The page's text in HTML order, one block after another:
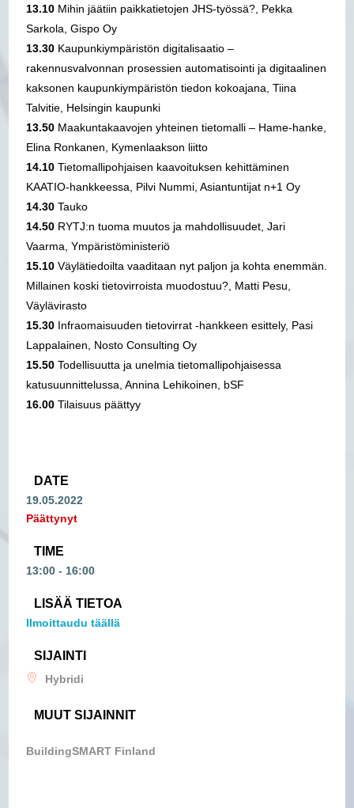
13.10 Mihin jäätiin paikkatietojen JHS-työssä?, Pekka
Sarkola, Gispo Oy
13.30 Kaupunkiympäristön digitalisaatio –
rakennusvalvonnan prosessien automatisointi ja digitaalinen
kaksonen kaupunkiympäristön tiedon kokoajana, Tiina
Talvitie, Helsingin kaupunki
13.50 Maakuntakaavojen yhteinen tietomalli – Hame-hanke,
Elina Ronkanen, Kymenlaakson liitto
14.10 Tietomallipohjaisen kaavoituksen kehittäminen
KAATIO-hankkeessa, Pilvi Nummi, Asiantuntijat n+1 Oy
14.30 Tauko
14.50 RYTJ:n tuoma muutos ja mahdollisuudet, Jari
Vaarma, Ympäristöministeriö
15.10 Väylätiedoilta vaaditaan nyt paljon ja kohta enemmän.
Millainen koski tietovirroista muodostuu?, Matti Pesu,
Väylävirasto
15.30 Infraomaisuuden tietovirrat -hankkeen esittely, Pasi
Lappalainen, Nosto Consulting Oy
15.50 Todellisuutta ja unelmia tietomallipohjaisessa
katusuunnittelussa, Annina Lehikoinen, bSF
16.00 Tilaisuus päättyy
DATE
19.05.2022
Päättynyt
TIME
13:00 - 16:00
LISÄÄ TIETOA
Ilmoittaudu täällä
SIJAINTI
Hybridi
MUUT SIJAINNIT
BuildingSMART Finland